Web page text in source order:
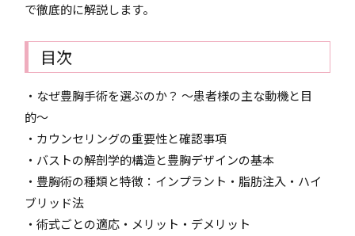
で徹底的に解説します。
目次
・なぜ豊胸手術を選ぶのか？ 〜患者様の主な動機と目
的〜
・カウンセリングの重要性と確認事項
・バストの解剖学的構造と豊胸デザインの基本
・豊胸術の種類と特徴：インプラント・脂肪注入・ハイ
ブリッド法
・術式ごとの適応・メリット・デメリット